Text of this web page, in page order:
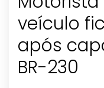
veículo
após
BR-230